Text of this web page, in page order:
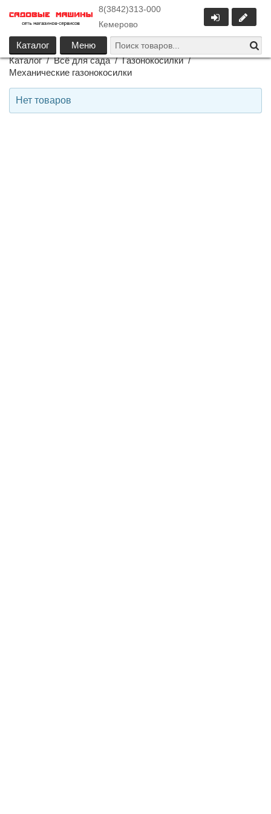
8(3842)313-000
Кемерово
Каталог
Меню
Каталог / Всё для сада / Газонокосилки /
Механические газонокосилки
Нет товаров